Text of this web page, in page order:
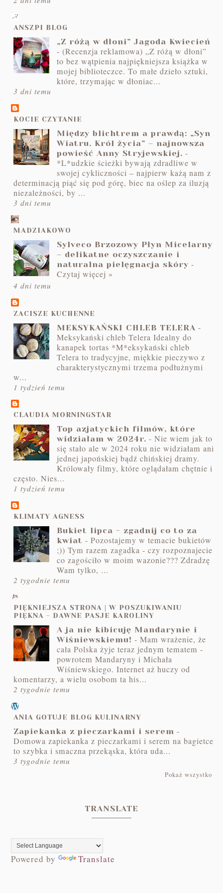
ANSZPI BLOG
„Z różą w dłoni” Jagoda Kwiecień
-(Recenzja reklamowa) „Z różą w dłoni”
to bez wątpienia najpiękniejsza książka w
mojej biblioteczce. To małe dzieło sztuki,
które, trzymając w dłoniac...
3 dni temu
KOCIE CZYTANIE
Między blichtrem a prawdą: „Syn
Wiatru. Król życia” – najnowsza
powieść Anny Stryjewskiej. -
*L*udzkie ścieżki bywają zdradliwe w
swojej cykliczności – najpierw każą nam z
determinacją piąć się pod górę, biec na oślep za iluzją
niezależności, by ...
3 dni temu
MADZIAKOWO
Sylveco Brzozowy Płyn Micelarny
– delikatne oczyszczanie i
naturalna pielęgnacja skóry -
Czytaj więcej »
4 dni temu
ZACISZE KUCHENNE
MEKSYKAŃSKI CHLEB TELERA -
Meksykański chleb Telera Idealny do
kanapek tortas *M*eksykański chleb
Telera to tradycyjne, miękkie pieczywo z
charakterystycznymi trzema podłużnymi
w...
1 tydzień temu
CLAUDIA MORNINGSTAR
Top azjatyckich filmów, które
widziałam w 2024r. -Nie wiem jak to
się stało ale w 2024 roku nie widziałam ani
jednej japońskiej bądź chińskiej dramy.
Królowały filmy, które oglądałam chętnie i
często. Nies...
1 tydzień temu
KLIMATY AGNESS
Bukiet lipca - zgadnij co to za
kwiat -Pozostajemy w temacie bukietów
;)) Tym razem zagadka - czy rozpoznajecie
co zagościło w moim wazonie??? Zdradzę
Wam tylko, ...
2 tygodnie temu
PIĘKNIEJSZA STRONA | W POSZUKIWANIU
PIĘKNA - DAWNE PASJE KAROLINY
A ja nie kibicuję Mandarynie i
Wiśniewskiemu! -Mam wrażenie, że
cała Polska żyje teraz jednym tematem -
powrotem Mandaryny i Michała
Wiśniewskiego. Internet aż huczy od
komentarzy, a wielu osobom ta his...
2 tygodnie temu
ANIA GOTUJE BLOG KULINARNY
Zapiekanka z pieczarkami i serem -
Domowa zapiekanka z pieczarkami i serem na bagietce
to szybka i smaczna przekąska, która uda...
3 tygodnie temu
Pokaż wszystko
TRANSLATE
Powered by Translate